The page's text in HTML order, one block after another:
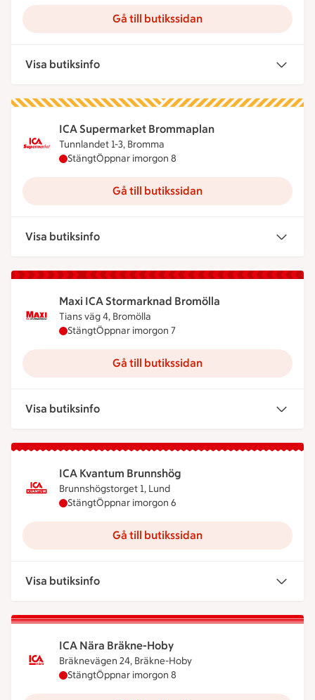
Gå till butikssidan
Visa butiksinfo
ICA Supermarket Brommaplan
Tunnlandet 1-3, Bromma
ICA Supermarket Brommaplan har stängt idag,
StängtÖppnar imorgon 8
Gå till butikssidan
Visa butiksinfo
Maxi ICA Stormarknad Bromölla
Tians väg 4, Bromölla
Maxi ICA Stormarknad Bromölla har stängt idag,
StängtÖppnar imorgon 7
Gå till butikssidan
Visa butiksinfo
ICA Kvantum Brunnshög
Brunnshögstorget 1, Lund
ICA Kvantum Brunnshög har stängt idag, öppnar
StängtÖppnar imorgon 6
Gå till butikssidan
Visa butiksinfo
ICA Nära Bräkne-Hoby
Bräknevägen 24, Bräkne-Hoby
ICA Nära Bräkne-Hoby har stängt idag, öppnar
StängtÖppnar imorgon 8